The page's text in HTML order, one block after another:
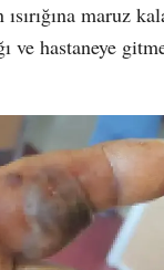
maruz
ve hastaneye